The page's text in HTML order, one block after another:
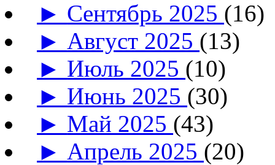
► Сентябрь 2025 (16)
► Август 2025 (13)
► Июль 2025 (10)
► Июнь 2025 (30)
► Май 2025 (43)
► Апрель 2025 (20)